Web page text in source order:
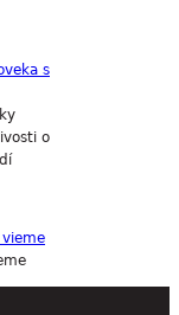
o